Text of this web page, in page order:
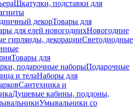
Шкатулки, подставки для
декорТовары для
для елей новогоднихНовогодние
гирлянды, декорацииСветодиодные
Товары для
подарочные наборыПодарочные
и телаНаборы для
Сантехника и
Душевые кабины, поддоны,
Умывальники со